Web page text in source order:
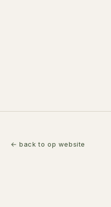
← back to op website